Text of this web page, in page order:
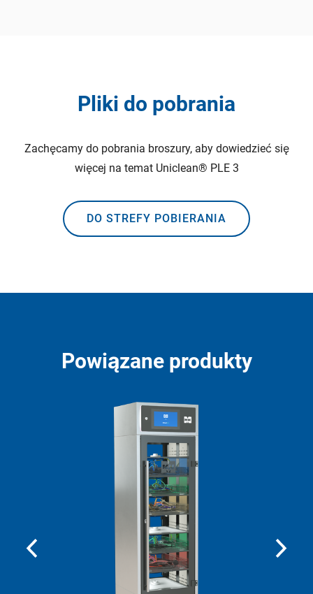
Pliki do pobrania
Zachęcamy do pobrania broszury, aby dowiedzieć się
więcej na tematUniclean® PLE 3
DO STREFY POBIERANIA
Powiązane produkty